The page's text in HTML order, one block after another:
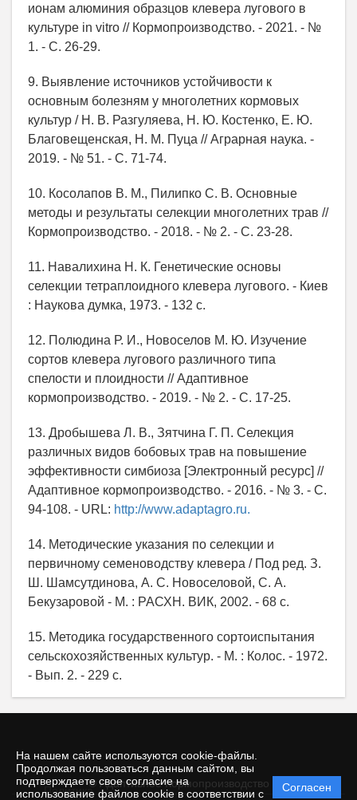
На нашем сайте используются cookie-файлы.
Продолжая пользоваться данным сайтом, вы
подтверждаете свое согласие на
использование файлов cookie в соответствии с
Согласен
ионам алюминия образцов клевера лугового в
культуре in vitro // Кормопроизводство. - 2021. - №
1. - С. 26-29.
9. Выявление источников устойчивости к
основным болезням у многолетних кормовых
культур / Н. В. Разгуляева, Н. Ю. Костенко, Е. Ю.
Благовещенская, Н. М. Пуца // Аграрная наука. -
2019. - № 51. - С. 71-74.
10. Косолапов В. М., Пилипко С. В. Основные
методы и результаты селекции многолетних трав //
Кормопроизводство. - 2018. - № 2. - С. 23-28.
11. Навалихина Н. К. Генетические основы
селекции тетраплоидного клевера лугового. - Киев
: Наукова думка, 1973. - 132 с.
12. Полюдина Р. И., Новоселов М. Ю. Изучение
сортов клевера лугового различного типа
спелости и плоидности // Адаптивное
кормопроизводство. - 2019. - № 2. - С. 17-25.
13. Дробышева Л. В., Зятчина Г. П. Селекция
различных видов бобовых трав на повышение
эффективности симбиоза [Электронный ресурс] //
Адаптивное кормопроизводство. - 2016. - № 3. - С.
94-108. - URL: http://www.adaptagro.ru.
14. Методические указания по селекции и
первичному семеноводству клевера / Под ред. З.
Ш. Шамсутдинова, А. С. Новоселовой, С. А.
Бекузаровой - М. : РАСХН. ВИК, 2002. - 68 с.
15. Методика государственного сортоиспытания
сельскохозяйственных культур. - М. : Колос. - 1972.
- Вып. 2. - 229 с.
© Адаптивное Кормопроизводство
Политика